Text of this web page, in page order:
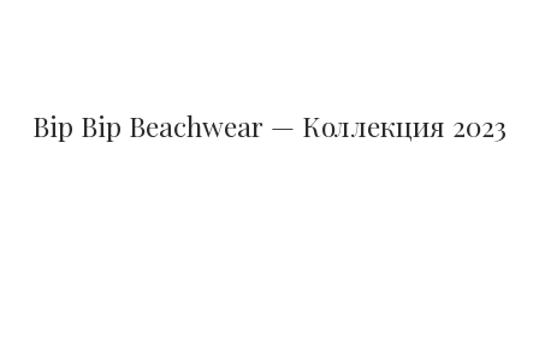
Bip Bip Beachwear — Коллекция 2023